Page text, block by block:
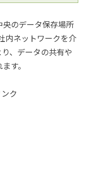
のデータ保存場所
内ネットワークを介
、データの共有や
す。
ク